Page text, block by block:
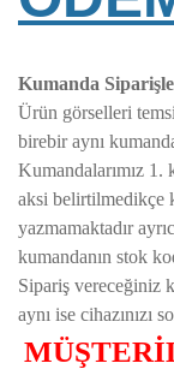
Kumanda
Ürün görselleri
birebir aynı
Kumandalarımız 1.
aksi belirtilmedikçe
yazmamaktadır
kumandanın stok
Sipariş vereceğiniz
aynı ise cihazınızı